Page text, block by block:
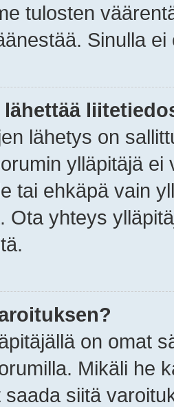
tulosten
Sinulla
lähettää
lähetys on
ylläpitäjä
tai ehkäpä vain
Ota yhteys
on omat
Mikäli he
saada siitä